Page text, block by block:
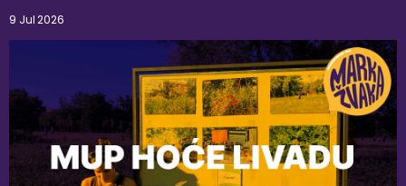
9 Jul 2026